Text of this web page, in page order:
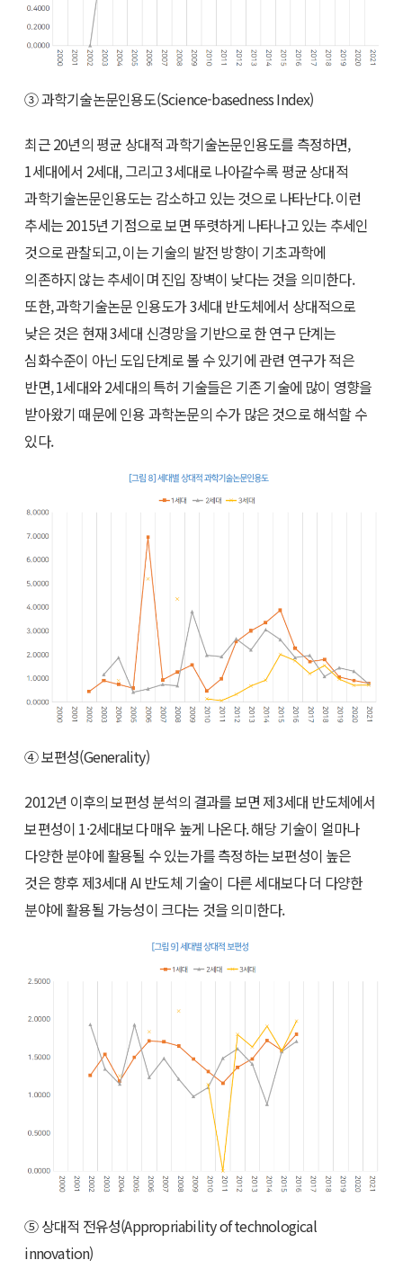
③ 과학기술논문인용도(Science-basedness Index)
최근 20년의 평균 상대적 과학기술논문인용도를 측정하면,
1세대에서 2세대, 그리고 3세대로 나아갈수록 평균 상대적
과학기술논문인용도는 감소하고 있는 것으로 나타난다. 이런
추세는 2015년 기점으로 보면 뚜렷하게 나타나고 있는 추세인
것으로 관찰되고, 이는 기술의 발전 방향이 기초과학에
의존하지 않는 추세이며 진입 장벽이 낮다는 것을 의미한다.
또한, 과학기술논문 인용도가 3세대 반도체에서 상대적으로
낮은 것은 현재 3세대 신경망을 기반으로 한 연구 단계는
심화수준이 아닌 도입단계로 볼 수 있기에 관련 연구가 적은
반면, 1세대와 2세대의 특허 기술들은 기존 기술에 많이 영향을
받아왔기 때문에 인용 과학논문의 수가 많은 것으로 해석할 수
있다.
④ 보편성(Generality)
2012년 이후의 보편성 분석의 결과를 보면 제3세대 반도체에서
보편성이 1·2세대보다 매우 높게 나온다. 해당 기술이 얼마나
다양한 분야에 활용될 수 있는가를 측정하는 보편성이 높은
것은 향후 제3세대 AI 반도체 기술이 다른 세대보다 더 다양한
분야에 활용될 가능성이 크다는 것을 의미한다.
⑤ 상대적 전유성(Appropriability of technological
innovation)